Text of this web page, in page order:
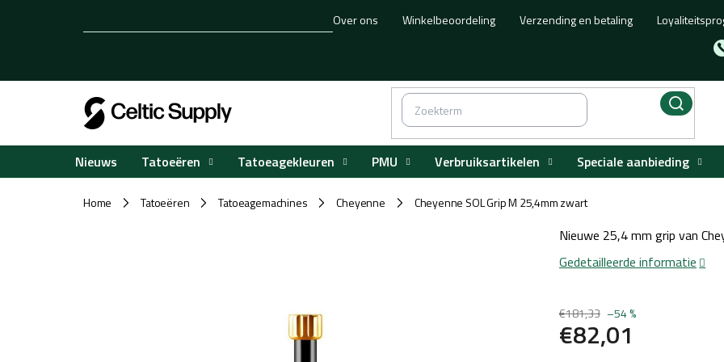
Over ons Winkelbeoordeling Verzending en betaling
Nieuws Tatoeëren Tatoeagekleuren PMU Verbruiksartikelen Speciale aanbieding
Home / Tatoeëren / Tatoeagemachines / Cheyenne / Cheyenne SOL Grip M 25,4mm zwart
€181,33 –54 %
€82,01
Nieuwe 25,4 mm grip van
Gedetailleerde informatie